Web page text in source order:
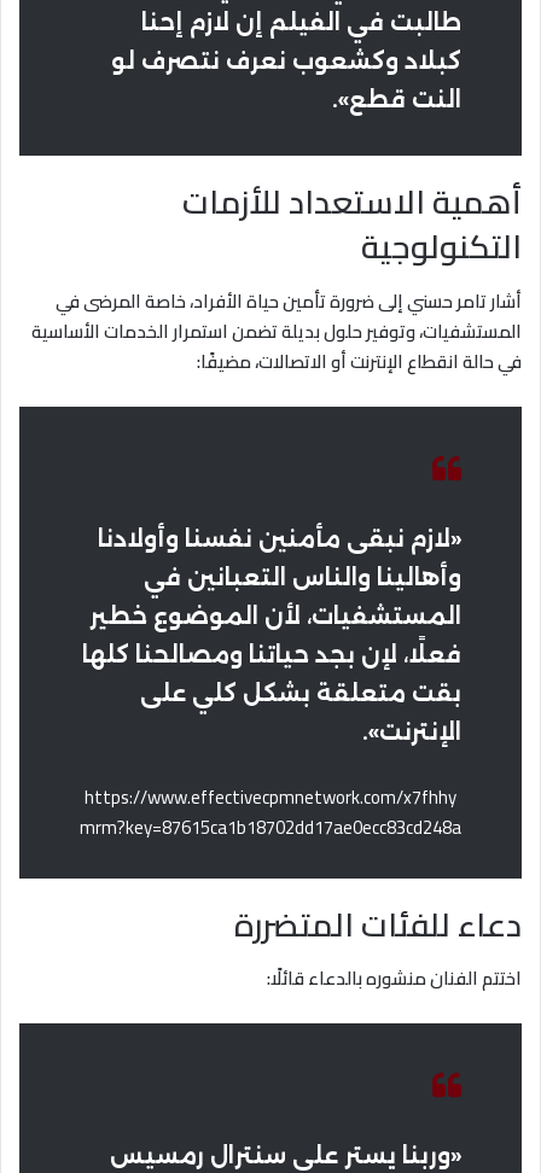
طالبت في الفيلم إن لازم إحنا
كبلاد وكشعوب نعرف نتصرف لو
النت قطع».
أهمية الاستعداد للأزمات
التكنولوجية
أشار تامر حسني إلى ضرورة تأمين حياة الأفراد، خاصة المرضى في
المستشفيات، وتوفير حلول بديلة تضمن استمرار الخدمات الأساسية
في حالة انقطاع الإنترنت أو الاتصالات، مضيفًا:
«لازم نبقى مأمنين نفسنا وأولادنا
وأهالينا والناس التعبانين في
المستشفيات، لأن الموضوع خطير
فعلًا، لإن بجد حياتنا ومصالحنا كلها
بقت متعلقة بشكل كلي على
الإنترنت».
https://www.effectivecpmnetwork.com/x7fhhy
mrm?key=87615ca1b18702dd17ae0ecc83cd248a
دعاء للفئات المتضررة
اختتم الفنان منشوره بالدعاء قائلًا:
«وربنا يستر على سنترال رمسيس